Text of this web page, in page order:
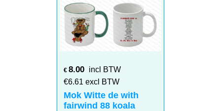
€ 8.00
incl BTW
€6.61 excl BTW
Mok Witte de with
fairwind 88 koala